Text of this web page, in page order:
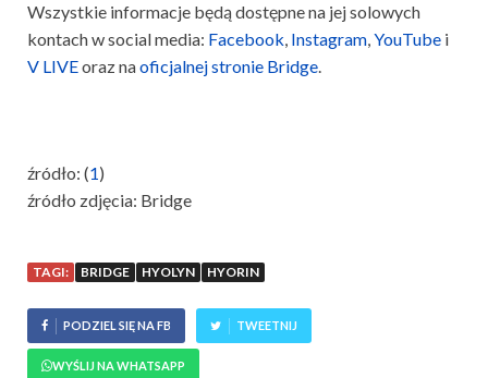
Wszystkie informacje będą dostępne na jej solowych
kontach w social media: Facebook, Instagram,YouTube i
V LIVEoraz naoficjalnej stronie Bridge.
źródło: (1)
źródło zdjęcia: Bridge
TAGI: BRIDGE HYOLYN HYORIN
PODZIEL SIĘ NA FB TWEETNIJ
WYŚLIJ NA WHATSAPP